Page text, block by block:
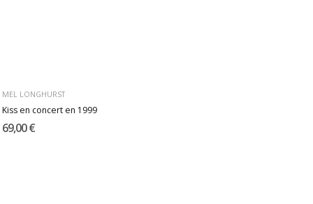
MEL LONGHURST
Kiss en concert en 1999
69,00 €